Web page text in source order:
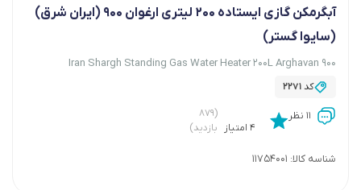
آبگرمکن گازی ایستاده 200 لیتری ارغوان 900 (ایران شرق)
(سایوا گستر)
Iran Shargh Standing Gas Water Heater 200L Arghavan 900
کد2271
۱۱ نظر
۴ امتیاز
(۸۷۹
بازدید)
شناسه کالا: 11754001